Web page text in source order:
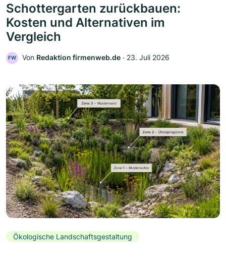
Schottergarten zurückbauen:
Kosten und Alternativen im
Vergleich
FW Von Redaktion firmenweb.de ‧ 23. Juli 2026
Ökologische Landschaftsgestaltung